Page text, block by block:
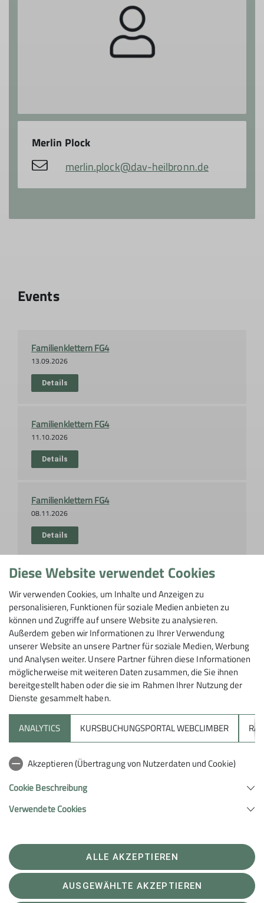
Merlin Plock
merlin.plock@dav-heilbronn.de
Events
Familienklettern FG4
13.09.2026
Details
Familienklettern FG4
11.10.2026
Details
Familienklettern FG4
08.11.2026
Details
Familienklettern FG4
13.12.2026
Details
Unterstütze uns
Sektion Heilbronn des Deutschen Alpenvereins e.V.
Telefon +497131679933
Diese Website verwendet Cookies
Wir verwenden Cookies, um Inhalte und Anzeigen zu
personalisieren, Funktionen für soziale Medien anbieten zu
können und Zugriffe auf unsere Website zu analysieren.
Außerdem geben wir Informationen zu Ihrer Verwendung
unserer Website an unsere Partner für soziale Medien, Werbung
und Analysen weiter. Unsere Partner führen diese Informationen
möglicherweise mit weiteren Daten zusammen, die Sie ihnen
bereitgestellt haben oder die sie im Rahmen Ihrer Nutzung der
Dienste gesammelt haben.
ANALYTICS KURSBUCHUNGSPORTAL WEBCLIMBER
Akzeptieren (Übertragung von Nutzerdaten und Cookie)
Cookie Beschreibung
Verwendete Cookies
ALLE AKZEPTIEREN
AUSGEWÄHLTE AKZEPTIEREN